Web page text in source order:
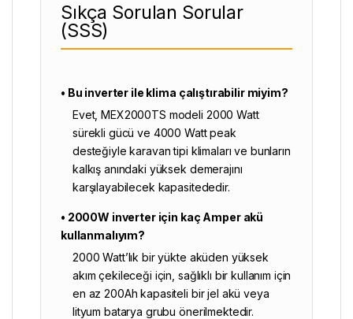
Sıkça Sorulan Sorular
(SSS)
• Bu inverter ile klima çalıştırabilir miyim?
Evet, MEX2000TS modeli 2000 Watt
sürekli gücü ve 4000 Watt peak
desteğiyle karavan tipi klimaları ve bunların
kalkış anındaki yüksek demerajını
karşılayabilecek kapasitededir.
• 2000W inverter için kaç Amper akü
kullanmalıyım?
2000 Watt’lık bir yükte aküden yüksek
akım çekileceği için, sağlıklı bir kullanım için
en az 200Ah kapasiteli bir jel akü veya
lityum batarya grubu önerilmektedir.